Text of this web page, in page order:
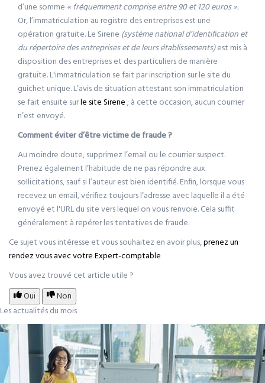
d’une somme « fréquemment comprise entre 90 et 120 euros ».
Or, l’immatriculation au registre des entreprises est une
opération gratuite. Le Sirene (système national d’identification et
du répertoire des entreprises et de leurs établissements)est mis à
disposition des entreprises et des particuliers de manière
gratuite. L'immatriculation se fait par inscription sur le site du
guichet unique. L’avis de situation attestant son immatriculation
se fait ensuite surle site Sirene; à cette occasion, aucun courrier
n’est envoyé.
Comment éviter d’être victime de fraude ?
Au moindre doute, supprimez l’email ou le courrier suspect.
Prenez également l’habitude de ne pas répondre aux
sollicitations, sauf si l’auteur est bien identifié. Enfin, lorsque vous
recevez un email, vérifiez toujours l’adresse avec laquelle il a été
envoyé et l'URL du site vers lequel on vous renvoie. Cela suffit
généralement à repérer les tentatives de fraude.
Ce sujet vous intéresse et vous souhaitez en avoir plus,prenez un
rendez vous avec votre Expert-comptable
Vous avez trouvé cet article utile ?
Oui
Non
Les actualités du mois